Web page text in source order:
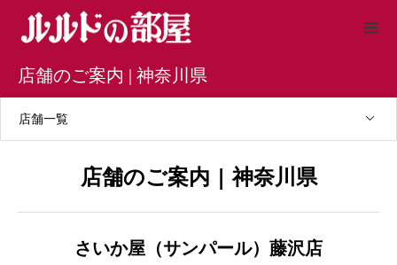
店舗のご案内 | 神奈川県
店舗一覧
店舗のご案内 | 神奈川県
さいか屋（サンパール）藤沢店